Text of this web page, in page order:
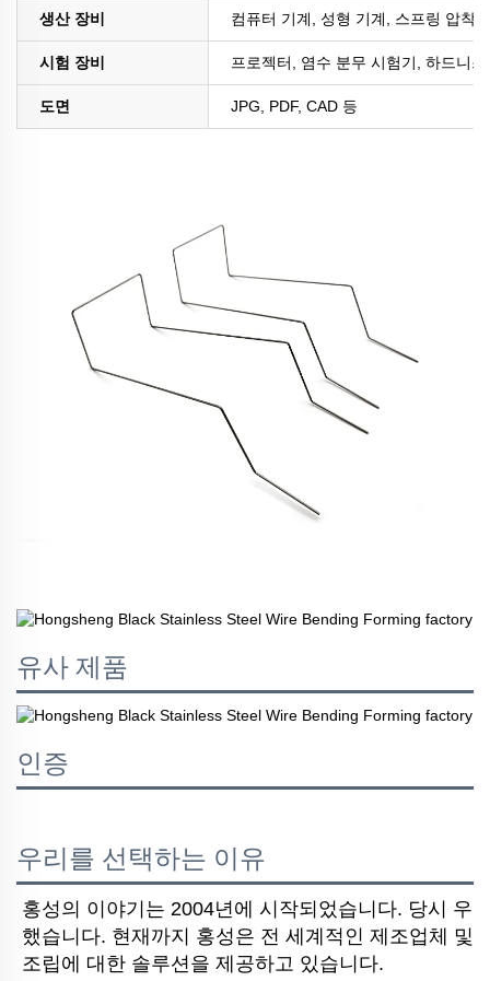
생산 장비 컴퓨터 기계, 성형 기계, 스프링 압착
시험 장비 프로젝터, 염수 분무 시험기, 하드니
도면 JPG, PDF, CAD 등
유사 제품
인증
우리를 선택하는 이유
홍성의 이야기는 2004년에 시작되었습니다. 당시 우
했습니다. 현재까지 홍성은 전 세계적인 제조업체 및
조립에 대한 솔루션을 제공하고 있습니다.